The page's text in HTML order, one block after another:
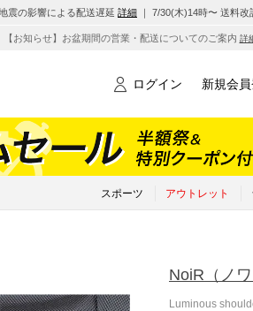
震の影響による配送遅延 詳細 ｜ 7/30(木)14時〜 送料改
【お知らせ】お盆期間の営業・配送についてのご案内 詳
ログイン 新規会
スポーツ アウトレット
NoiR （ノ
Luminous